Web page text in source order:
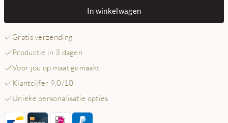
In winkelwagen
Gratis verzending
Productie in 3 dagen
Voor jou op maat gemaakt
Klantcijfer 9,0/10
Unieke personalisatie opties